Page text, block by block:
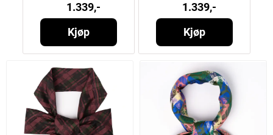
1.339,-
Kjøp
1.339,-
Kjøp